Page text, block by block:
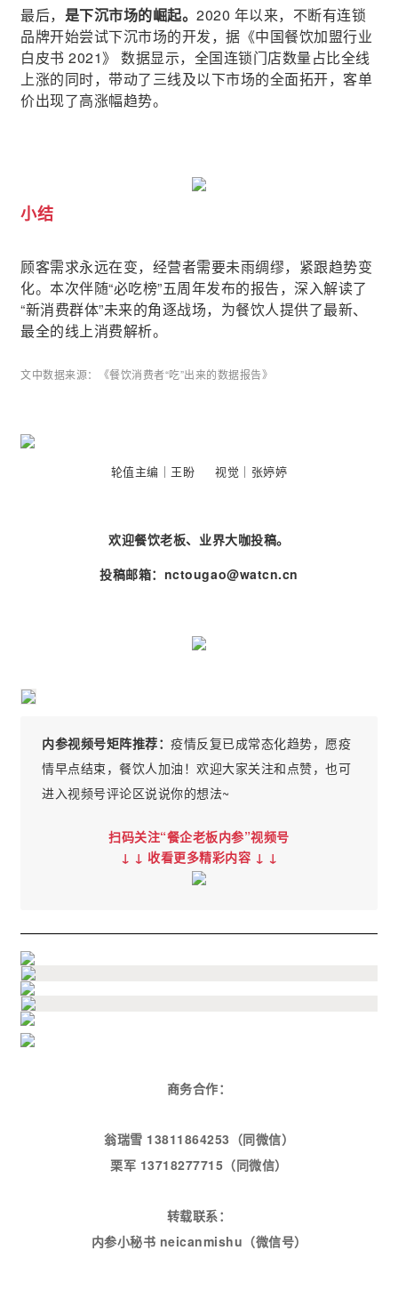
最后， 是下沉市场的崛起。 2020 年以来，不断有连锁
品牌开始尝试下沉市场的开发，据《中国餐饮加盟行业
白皮书 2021》 数据显示，全国连锁门店数量占比全线
上涨的同时，带动了三线及以下市场的全面拓开，客单
价出现了高涨幅趋势。
小结
顾客需求永远在变，经营者需要未雨绸缪，紧跟趋势变
化。本次伴随“必吃榜”五周年发布的报告，深入解读了
“新消费群体”未来的角逐战场，为餐饮人提供了最新、
最全的线上消费解析。
文中数据来源： 《餐饮消费者“吃”出来的数据报告》
轮值主编｜王盼 视觉｜张婷婷
欢迎餐饮老板、业界大咖投稿。
投稿邮箱：nctougao@watcn.cn
内参视频号矩阵推荐： 疫情反复已成常态化趋势，愿疫
情早点结束，餐饮人加油！欢迎大家关注和点赞，也可
进入视频号评论区说说你的想法~
扫码关注“餐企老板内参”视频号
↓ ↓ 收看更多精彩内容 ↓ ↓
商务合作：
翁瑞雪 13811864253（同微信）
栗军 13718277715（同微信）
转载联系：
内参小秘书 neicanmishu （微信号）